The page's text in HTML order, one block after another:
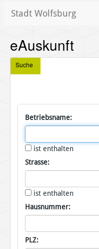
Stadt Wolfsburg
eAuskunft
Suche
Betriebsname:
ist enthalten
Strasse:
ist enthalten
Hausnummer:
PLZ: